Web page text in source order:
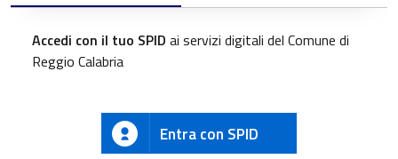
Accedi con il tuo SPID ai servizi digitali del Comune di
Reggio Calabria
Entra con SPID